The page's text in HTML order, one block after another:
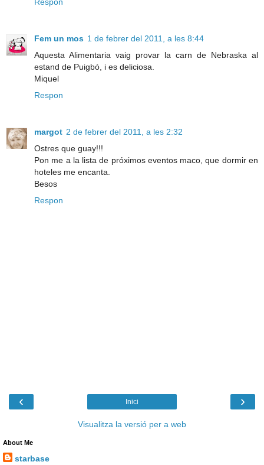
Respon
Fem un mos 1 de febrer del 2011, a les 8:44
Aquesta Alimentaria vaig provar la carn de Nebraska al
estand de Puigbó, i es deliciosa.
Miquel
Respon
margot 2 de febrer del 2011, a les 2:32
Ostres que guay!!!
Pon me a la lista de próximos eventos maco, que dormir en
hoteles me encanta.
Besos
Respon
‹ ›
Inici
Visualitza la versió per a web
About Me
starbase